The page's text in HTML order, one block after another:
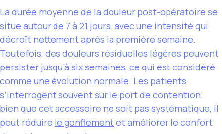
La durée moyenne de la douleur post-opératoire se
situe autour de 7 à 21 jours, avec une intensité qui
décroît nettement après la première semaine.
Toutefois, des douleurs résiduelles légères peuvent
persister jusqu’à six semaines, ce qui est considéré
comme une évolution normale. Les patients
s’interrogent souvent sur le port de contention;
bien que cet accessoire ne soit pas systématique, il
peut réduire le gonflementet améliorer le confort